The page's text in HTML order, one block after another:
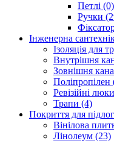
Петлі (0)
Ручки
Інженерна
Ізоляція для
Внутрішня
Зовнішня
Поліпропілен
Ревізійні
Трапи (4)
Покриття для
Вінілова
Лінолеум (23)